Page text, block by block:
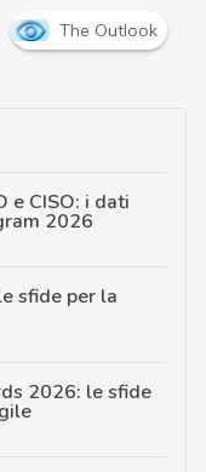
The Outlook
e CISO: i dati
2026
sfide per la
2026: le sfide